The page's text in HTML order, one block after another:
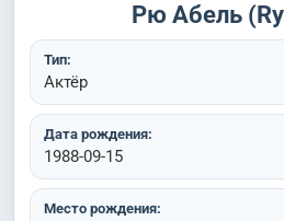
Рю Абель
Тип:
Актёр
Дата рождения:
1988-09-15
Место рождения: